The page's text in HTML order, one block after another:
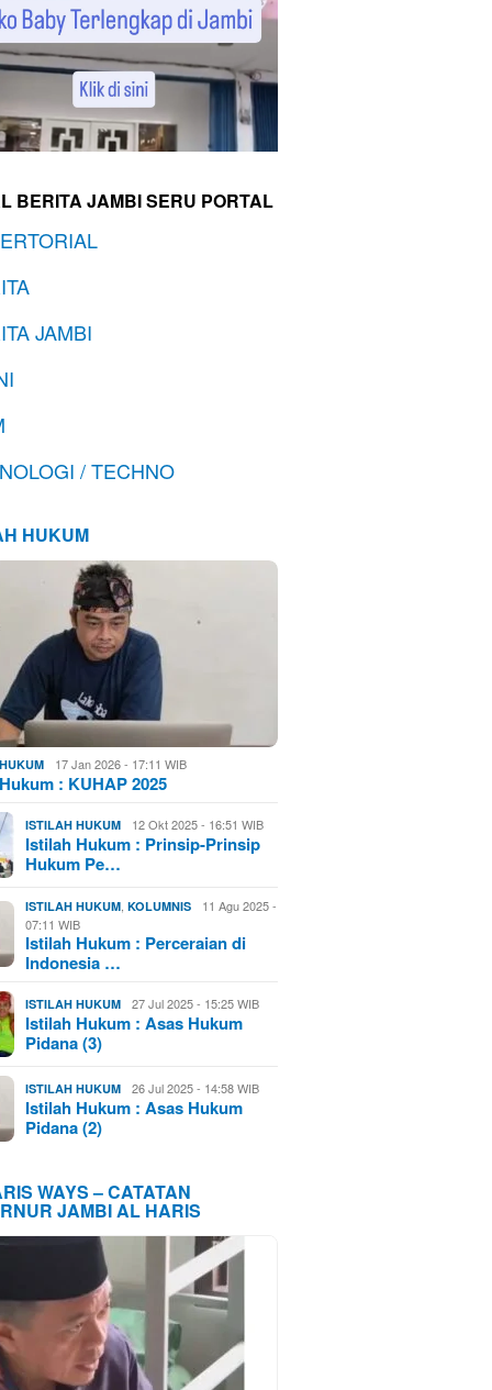
BERITA JAMBI SERU PORTAL
JAMBI
/ TECHNO
HUKUM
17 Jan 2026 - 17:11 WIB
: KUHAP 2025
ISTILAH HUKUM 12 Okt 2025 - 16:51 WIB
Istilah Hukum : Prinsip-Prinsip
Hukum Pe…
ISTILAH HUKUM ,KOLUMNIS
11 Agu 2025 -
07:11 WIB
Istilah Hukum : Perceraian di
Indonesia …
ISTILAH HUKUM 27 Jul 2025 - 15:25 WIB
Istilah Hukum : Asas Hukum
Pidana (3)
ISTILAH HUKUM 26 Jul 2025 - 14:58 WIB
Istilah Hukum : Asas Hukum
Pidana (2)
WAYS – CATATAN
JAMBI AL HARIS